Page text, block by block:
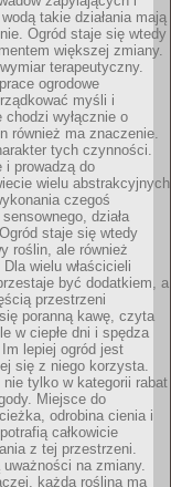
takie działania mają
Ogród staje się wtedy
większej zmiany.
terapeutyczny.
ogrodowe
myśli i
wyłącznie o
również ma znaczenie.
tych czynności.
i prowadzą do
wielu abstrakcyjnych
czegoś
działa
staje się wtedy
roślin, ale również
wielu właścicieli
być dodatkiem, a
przestrzeni
poranną kawę, czyta
w ciepłe dni i spędza
Im lepiej ogród jest
się z niego korzysta.
tylko w kategorii rabat
Miejsce do
odrobina cienia i
całkowicie
z tej przestrzeni.
na zmiany.
każda roślina ma